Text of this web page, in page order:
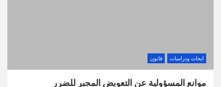
ابحاث ودراسات قانون
موانع المسؤولية عن التعويض المجبر للضرر